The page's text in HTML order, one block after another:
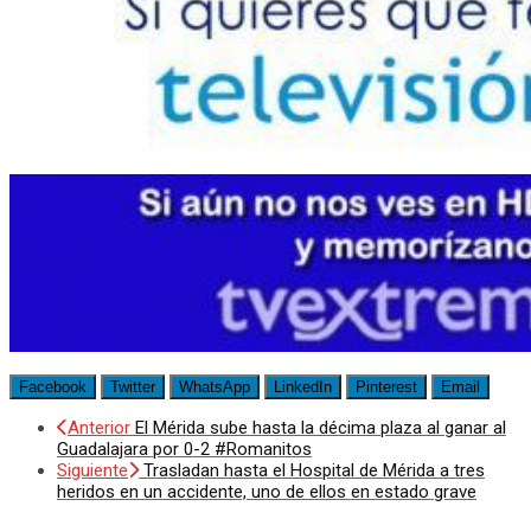
Facebook Twitter WhatsApp LinkedIn Pinterest Email
Anterior El Mérida sube hasta la décima plaza al ganar al
Guadalajara por 0-2 #Romanitos
Siguiente
Trasladan hasta el Hospital de Mérida a tres
heridos en un accidente, uno de ellos en estado grave